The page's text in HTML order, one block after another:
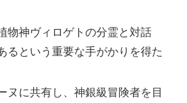
物神ヴィロゲトの分霊と対話
るという重要な手がかりを得た
ヌに共有し、神銀級冒険者を目